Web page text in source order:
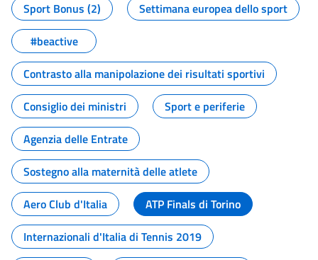
Sport Bonus (2)
Settimana europea dello sport
#beactive
Contrasto alla manipolazione dei risultati sportivi
Consiglio dei ministri
Sport e periferie
Agenzia delle Entrate
Sostegno alla maternità delle atlete
Aero Club d'Italia
ATP Finals di Torino
Internazionali d'Italia di Tennis 2019